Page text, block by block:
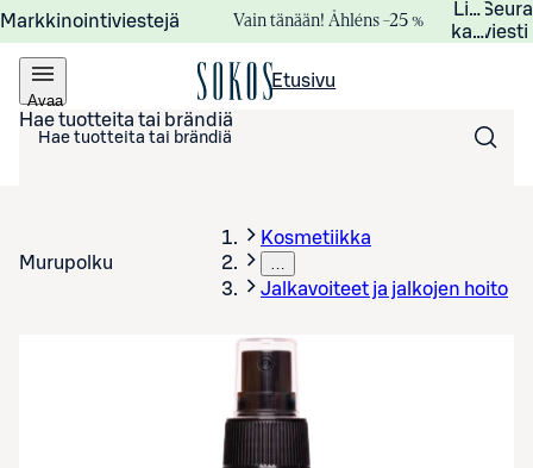
Markkinointiviestejä Vain tänään! Åhléns –25 %
viesti
Avaa
valikko
Etusivu
Hae tuotteita tai brändiä
Murupolku
Kosmetiikka
…
Jalkavoiteet ja jalkojen hoito